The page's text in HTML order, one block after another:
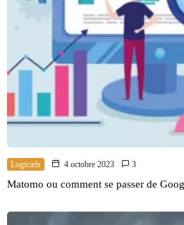
Logiciels 4 octobre 2023 3
Matomo ou comment se passer de